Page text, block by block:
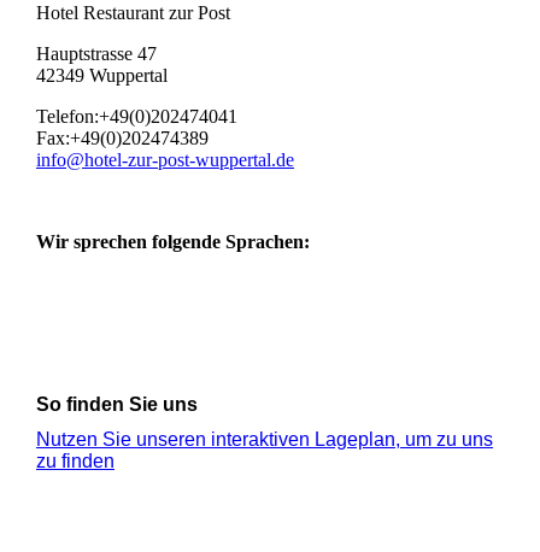
Hotel Restaurant zur Post
Hauptstrasse 47
42349 Wuppertal
Telefon:+49(0)202474041
Fax:+49(0)202474389
info@hotel-zur-post-wuppertal.de
Wir sprechen folgende Sprachen:
So finden Sie uns
Nutzen Sie unseren interaktiven La­ge­plan, um zu uns
zu finden